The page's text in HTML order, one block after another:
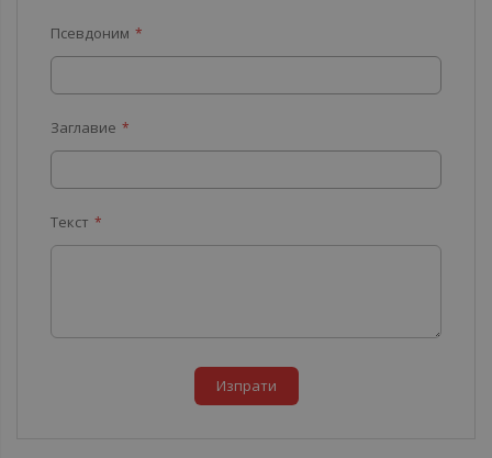
звезда
звезди
звезди
звезди
звезди
Псевдоним
Заглавие
Текст
Изпрати